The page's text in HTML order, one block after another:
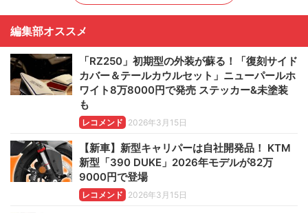
編集部オススメ
「RZ250」初期型の外装が蘇る！「復刻サイド
カバー＆テールカウルセット」ニューパールホ
ワイト8万8000円で発売 ステッカー&未塗装
も
レコメンド 2026年3月15日
【新車】新型キャリパーは自社開発品！ KTM
新型「390 DUKE」2026年モデルが82万
9000円で登場
レコメンド 2026年3月15日